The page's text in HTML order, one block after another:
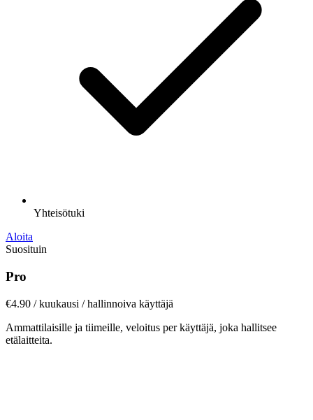
Yhteisötuki
Aloita
Suosituin
Pro
€4.90 / kuukausi / hallinnoiva käyttäjä
Ammattilaisille ja tiimeille, veloitus per käyttäjä, joka hallitsee
etälaitteita.